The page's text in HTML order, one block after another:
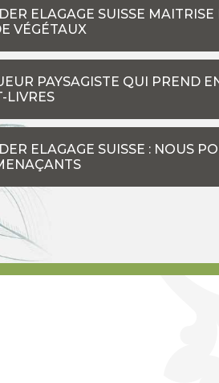
ELAGAGE SUISSE
VÉGÉTAUX
PAYSAGISTE QUI PREND
LIVRES
ELAGAGE SUISSE : NOUS